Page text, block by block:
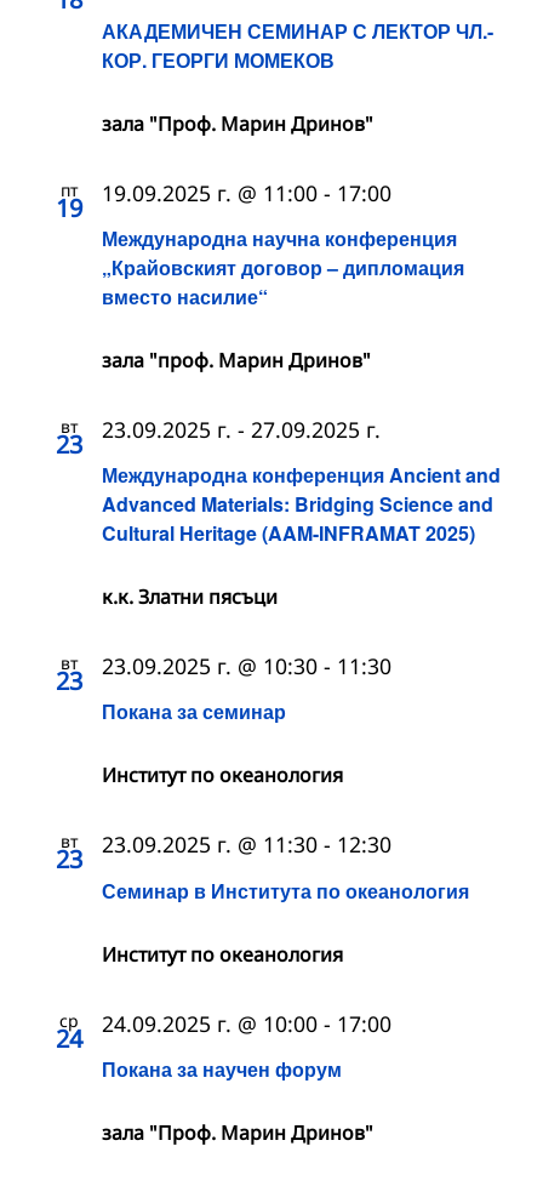
АКАДЕМИЧЕН СЕМИНАР С ЛЕКТОР ЧЛ.-
КОР. ГЕОРГИ МОМЕКОВ
зала "Проф. Марин Дринов"
пт
19
Международна научна конференция
„Крайовският договор – дипломация
вместо насилие“
19.09.2025 г. @ 11:00 - 17:00
зала "проф. Марин Дринов"
вт
23
Международна конференция Ancient and
Advanced Materials: Bridging Science and
Cultural Heritage (AAM-INFRAMAT 2025)
23.09.2025 г. - 27.09.2025 г.
к.к. Златни пясъци
вт
23
Покана за семинар
23.09.2025 г. @ 10:30 - 11:30
Институт по океанология
вт
23
Семинар в Института по океанология
23.09.2025 г. @ 11:30 - 12:30
Институт по океанология
ср
24
Покана за научен форум
24.09.2025 г. @ 10:00 - 17:00
зала "Проф. Марин Дринов"